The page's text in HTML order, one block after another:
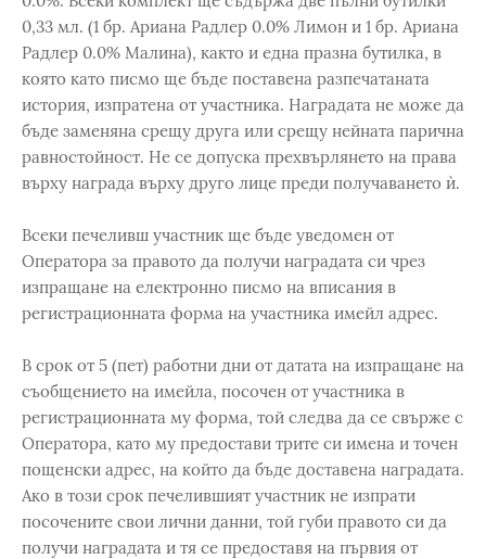
0,33 мл. (1 бр. Ариана Радлер 0.0% Лимон и 1 бр. Ариана
Радлер 0.0% Малина), както и една празна бутилка, в
която като писмо ще бъде поставена разпечатаната
история, изпратена от участника. Наградата не може да
бъде заменяна срещу друга или срещу нейната парична
равностойност. Не се допуска прехвърлянето на права
върху награда върху друго лице преди получаването ѝ.
Всеки печеливш участник ще бъде уведомен от
Оператора за правото да получи наградата си чрез
изпращане на електронно писмо на вписания в
регистрационната форма на участника имейл адрес.
В срок от 5 (пет) работни дни от датата на изпращане на
съобщението на имейла, посочен от участника в
регистрационната му форма, той следва да се свърже с
Оператора, като му предостави трите си имена и точен
пощенски адрес, на който да бъде доставена наградата.
Ако в този срок печелившият участник не изпрати
посочените свои лични данни, той губи правото си да
получи наградата и тя се предоставя на първия от